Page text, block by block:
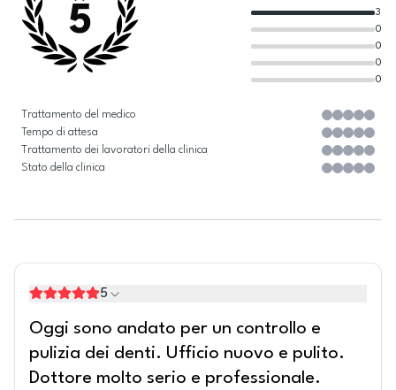
5
0
0
0
0
3
Trattamento del medico
Tempo di attesa
Trattamento dei lavoratori della clinica
Stato della clinica
5
Oggi sono andato per un controllo e
pulizia dei denti. Ufficio nuovo e pulito.
Dottore molto serio e professionale.